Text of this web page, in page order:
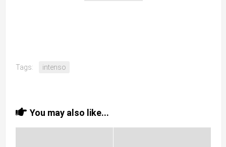
Tags: intenso
You may also like...